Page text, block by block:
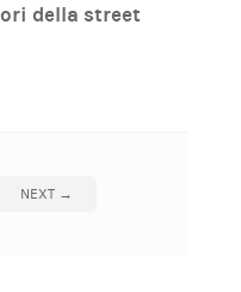
della street
NEXT →